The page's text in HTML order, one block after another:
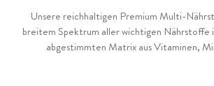
Unsere reichhaltigen Premium Multi-
breitem Spektrum aller wichtigen Nährstoffe
abgestimmten Matrix aus Vitaminen,